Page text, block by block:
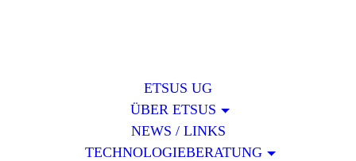
ETSUS UG
ÜBER ETSUS
NEWS / LINKS
TECHNOLOGIEBERATUNG